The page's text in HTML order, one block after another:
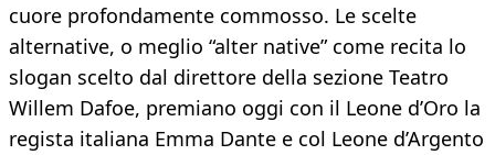
cuore profondamente commosso. Le scelte
alternative, o meglio “alter native” come recita lo
slogan scelto dal direttore della sezione Teatro
Willem Dafoe, premiano oggi con il Leone d’Oro la
regista italiana Emma Dante e col Leone d’Argento